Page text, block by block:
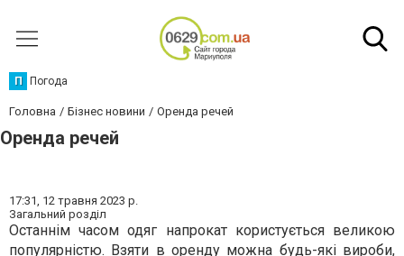
П Погода
Головна Бізнес новини Оренда речей
Оренда речей
17:31, 12 травня 2023 р.
Загальний розділ
Останнім часом одяг напрокат користується великою
популярністю. Взяти в оренду можна будь-які вироби,